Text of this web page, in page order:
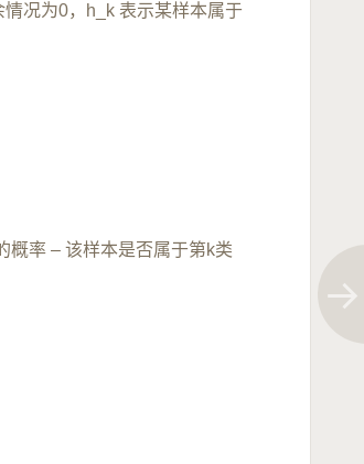
况为0，h_k 表示某样本属于
概率 – 该样本是否属于第k类